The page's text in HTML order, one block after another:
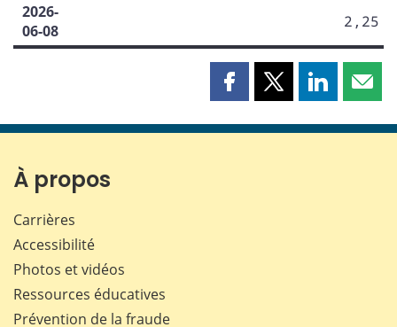
2026-
06-08
2,25
Partager
page
Partager
page
Partager
page page
À propos
Carrières
Accessibilité
Photos et vidéos
Ressources éducatives
Prévention de la fraude